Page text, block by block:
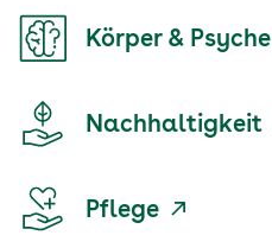
Körper & Psyche
Nachhaltigkeit
Pflege